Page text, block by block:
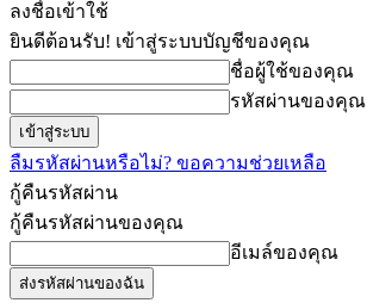
ลงชื่อเข้าใช้
ยินดีต้อนรับ! เข้าสู่ระบบบัญชีของคุณ
ชื่อผู้ใช้ของคุณ
รหัสผ่านของคุณ
ลืมรหัสผ่านหรือไม่? ขอความช่วยเหลือ
กู้คืนรหัสผ่าน
กู้คืนรหัสผ่านของคุณ
อีเมล์ของคุณ